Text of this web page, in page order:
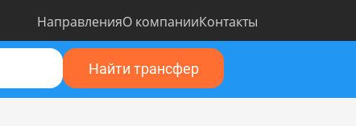
НаправленияО компанииКонтакты
Найти трансфер